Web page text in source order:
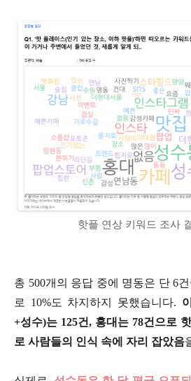
핫플 연상 키워드 조사
총 500개의 응답 중에 명동은 단 6
로 10%도 차지하지 못했습니다.
+성수)는 125건, 홍대는 78건으로
로 사람들의 인식 속에 자리 잡았음